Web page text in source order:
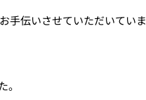
手伝いさせていただいていま